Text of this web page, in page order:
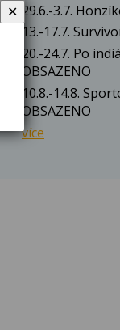
29.6.-3.7.
13.-17.7.
20.-24.7. Po
OBSAZENO
10.8.-14.8.
OBSAZENO
více
✕